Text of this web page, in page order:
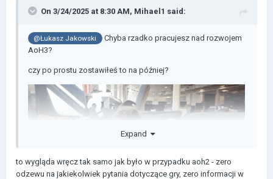
On 3/24/2025 at 8:30 AM, Mihael1 said:
@Łukasz Jakowski
Chyba rzadko pracujesz nad rozwojem
AoH3?
czy po prostu zostawiłeś to na później?
Expand
to wygląda wręcz tak samo jak było w przypadku aoh2 - zero
odzewu na jakiekolwiek pytania dotyczące gry, zero informacji w